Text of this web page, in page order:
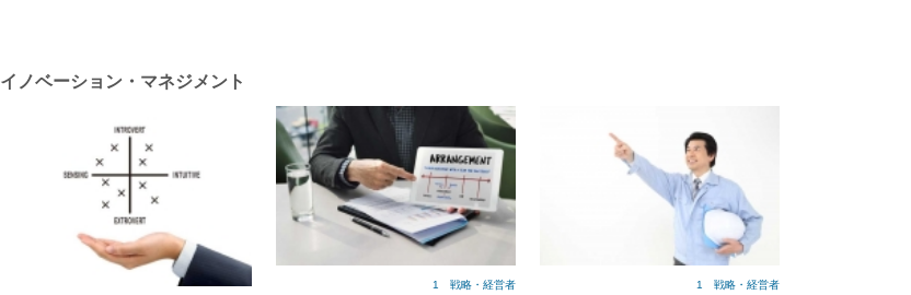
イノベーション・マネジメント
1 戦略・経営者 1 戦略・経営者